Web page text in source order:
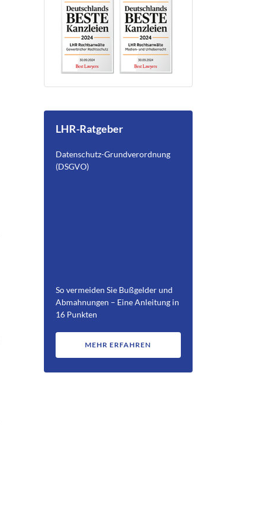
LHR-Ratgeber
Datenschutz-Grundverordnung
(DSGVO)
So vermeiden Sie Bußgelder und
Abmahnungen – Eine Anleitung in
16 Punkten
MEHR ERFAHREN